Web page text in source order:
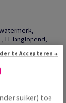
LL langlopend,
op e...
suiker) toe
Doorgaan zonder te Accepteren →